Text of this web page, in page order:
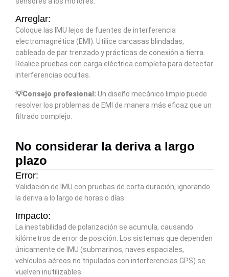
Arreglar:
Coloque las IMU lejos de fuentes de interferencia
electromagnética (EMI). Utilice carcasas blindadas,
cableado de par trenzado y prácticas de conexión a tierra.
Realice pruebas con carga eléctrica completa para detectar
interferencias ocultas.
💡Consejo profesional: Un diseño mecánico limpio puede
resolver los problemas de EMI de manera más eficaz que un
filtrado complejo.
No considerar la deriva a largo
plazo
Error:
Validación de IMU con pruebas de corta duración, ignorando
la deriva a lo largo de horas o días.
Impacto:
La inestabilidad de polarización se acumula, causando
kilómetros de error de posición. Los sistemas que dependen
únicamente de IMU (submarinos, naves espaciales,
vehículos aéreos no tripulados con interferencias GPS) se
vuelven inutilizables.